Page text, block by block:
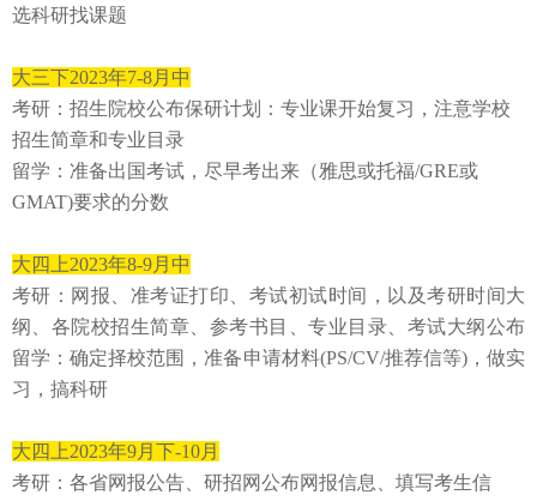
选科研找课题
⼤三下2023年7-8⽉中
考研：招⽣院校公布保研计划：专业课开始复习，注意学校
招⽣简章和专业⽬录
留学：准备出国考试，尽早考出来（雅思或托福/GRE或
GMAT)要求的分数
⼤四上2023年8-9⽉中
考研：⽹报、准考证打印、考试初试时间，以及考研时间⼤
纲、各院校招⽣简章、参考书⽬、专业⽬录、考试⼤纲公布
留学：确定择校范围，准备申请材料(PS/CV/推荐信等)，做实
习，搞科研
大四上2023年9⽉下-10⽉
考研：各省⽹报公告、研招⽹公布⽹报信息、填写考⽣信